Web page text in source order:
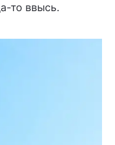
то ввысь.